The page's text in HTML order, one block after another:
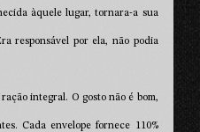
àquele lugar, tornara-a sua
responsável por ela, não podia
integral. O gosto não é bom,
Cada envelope fornece 110%